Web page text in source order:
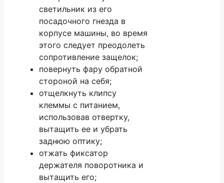
светильник из его
посадочного гнезда в
корпусе машины, во время
этого следует преодолеть
сопротивление защелок;
повернуть фару обратной
стороной на себя;
отщелкнуть клипсу
клеммы с питанием,
использовав отвертку,
вытащить ее и убрать
заднюю оптику;
отжать фиксатор
держателя поворотника и
вытащить его;